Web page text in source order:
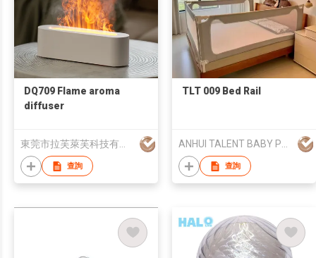
DQ709 Flame aroma
diffuser
查詢
TLT 009 Bed Rail
查詢